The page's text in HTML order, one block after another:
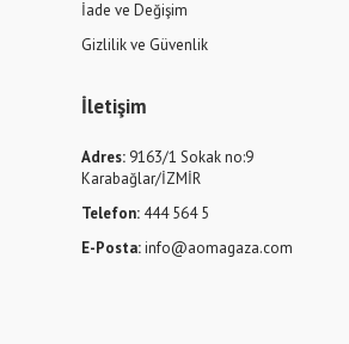
İade ve Değişim
Gizlilik ve Güvenlik
İletişim
Adres: 9163/1 Sokak no:9
Karabağlar/İZMİR
Telefon: 444 564 5
E-Posta:info@aomagaza.com